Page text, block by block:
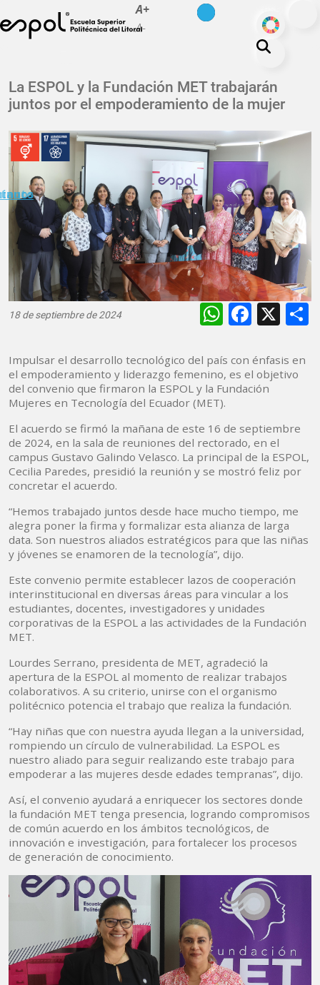
Pasar al contenido principal
A+
A-
ODS
La ESPOL
Educación
Vida politécnica
Investigación
Nuestra Huella
Transparencia
La ESPOL y la Fundación MET trabajarán
juntos por el empoderamiento de la mujer
18 de septiembre de 2024 X
Impulsar el desarrollo tecnológico del país con énfasis en
el empoderamiento y liderazgo femenino, es el objetivo
del convenio que firmaron la ESPOL y la Fundación
Mujeres en Tecnología del Ecuador (MET).
El acuerdo se firmó la mañana de este 16 de septiembre
de 2024, en la sala de reuniones del rectorado, en el
campus Gustavo Galindo Velasco. La principal de la ESPOL,
Cecilia Paredes, presidió la reunión y se mostró feliz por
concretar el acuerdo.
“Hemos trabajado juntos desde hace mucho tiempo, me
alegra poner la firma y formalizar esta alianza de larga
data. Son nuestros aliados estratégicos para que las niñas
y jóvenes se enamoren de la tecnología”, dijo.
Este convenio permite establecer lazos de cooperación
interinstitucional en diversas áreas para vincular a los
estudiantes, docentes, investigadores y unidades
corporativas de la ESPOL a las actividades de la Fundación
MET.
Lourdes Serrano, presidenta de MET, agradeció la
apertura de la ESPOL al momento de realizar trabajos
colaborativos. A su criterio, unirse con el organismo
politécnico potencia el trabajo que realiza la fundación.
“Hay niñas que con nuestra ayuda llegan a la universidad,
rompiendo un círculo de vulnerabilidad. La ESPOL es
nuestro aliado para seguir realizando este trabajo para
empoderar a las mujeres desde edades tempranas”, dijo.
Así, el convenio ayudará a enriquecer los sectores donde
la fundación MET tenga presencia, logrando compromisos
de común acuerdo en los ámbitos tecnológicos, de
innovación e investigación, para fortalecer los procesos
de generación de conocimiento.